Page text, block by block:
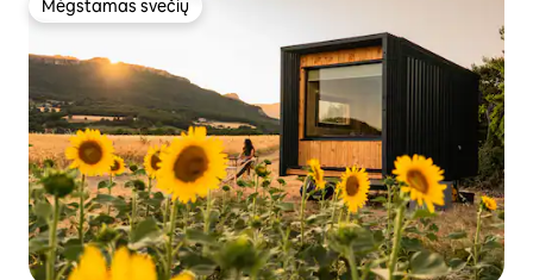
Mėgstamas svečių
Mėgstamas svečių